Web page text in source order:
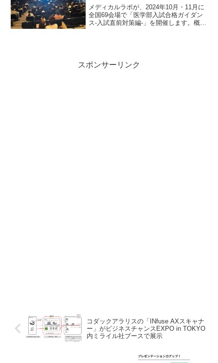
開催
メディカルラボが、2024年10月・11月に
全国69会場で「医学部入試合格ガイダン
ス-入試直前対策編-」を開催します。概要
スポンサーリンク
コダックアラリスの「INfuse AXスキャナ
ー」がビジネスチャンスEXPO in TOKYO
内ミライル社ブースで展示